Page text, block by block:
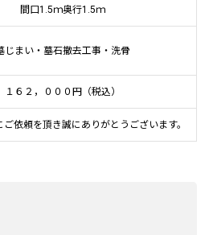
間口1.5ｍ奥行1.5ｍ
じまい・墓石撤去工事・洗骨
１６２，０００円（税込）
ご依頼を頂き誠にありがとうございます。